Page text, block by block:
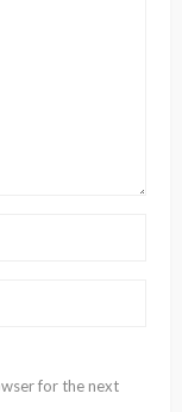
for the next